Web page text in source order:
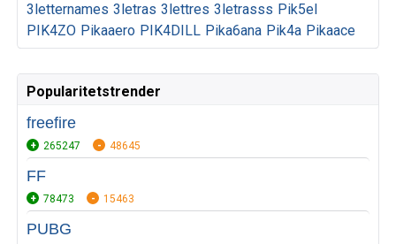
3letternames 3letras 3lettres 3letrasss Pik5el
PIK4ZO Pikaaero PIK4DILL Pika6ana Pik4a Pikaace
Popularitetstrender
freefire
265247 48645
FF
78473 15463
PUBG